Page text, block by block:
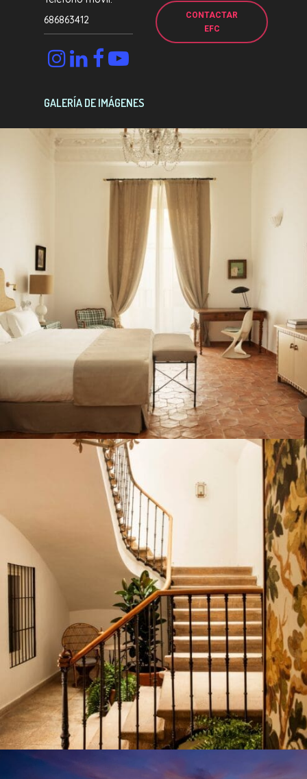
686863412
CONTACTAR
EFC
GALERÍA DE IMÁGENES